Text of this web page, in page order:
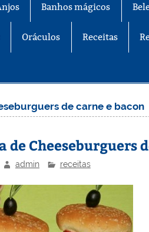
Banhos mágicos
Oráculos Receitas
de carne e bacon
de Cheeseburguers
admin receitas